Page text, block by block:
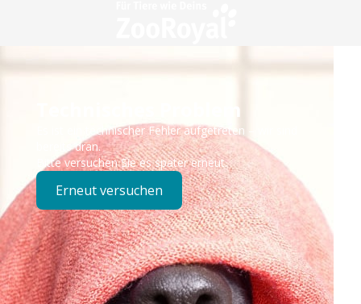
Technisches Problem
Es ist ein technischer Fehler aufgetreten – wir sind
bereits dran.
Bitte versuchen Sie es später erneut.
Erneut versuchen